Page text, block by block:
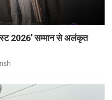
2026’ सम्मान से अलंकृत